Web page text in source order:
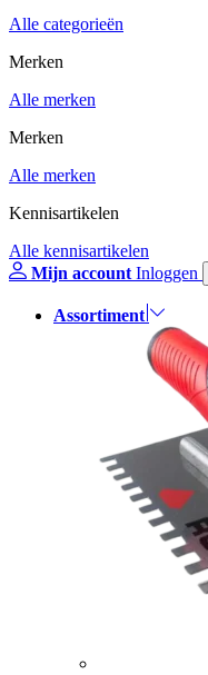
Alle categorieën
Merken
Alle merken
Merken
Alle merken
Kennisartikelen
Alle kennisartikelen
Mijn account Inloggen
Assortiment